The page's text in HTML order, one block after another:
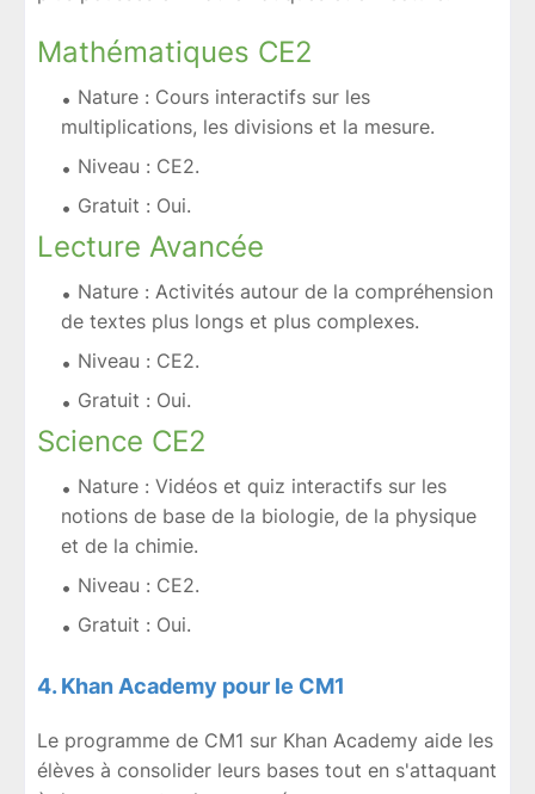
Mathématiques CE2
Nature : Cours interactifs sur les
multiplications, les divisions et la mesure.
Niveau : CE2.
Gratuit : Oui.
Lecture Avancée
Nature : Activités autour de la compréhension
de textes plus longs et plus complexes.
Niveau : CE2.
Gratuit : Oui.
Science CE2
Nature : Vidéos et quiz interactifs sur les
notions de base de la biologie, de la physique
et de la chimie.
Niveau : CE2.
Gratuit : Oui.
4. Khan Academy pour le CM1
Le programme de CM1 sur Khan Academy aide les
élèves à consolider leurs bases tout en s'attaquant